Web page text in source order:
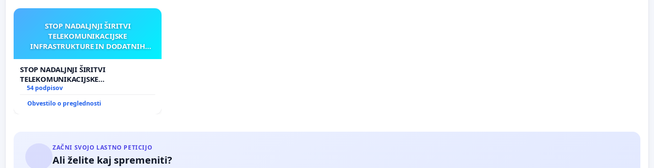
STOP NADALJNJI ŠIRITVI
TELEKOMUNIKACIJSKE
INFRASTRUKTURE IN DODATNIH
STOP NADALJNJI ŠIRITVI
TELEKOMUNIKACIJSKE
INFRASTRUKTURE IN DODATNIH
54 podpisov
Obvestilo o preglednosti
ZAČNI SVOJO LASTNO PETICIJO
Ali želite kaj spremeniti?